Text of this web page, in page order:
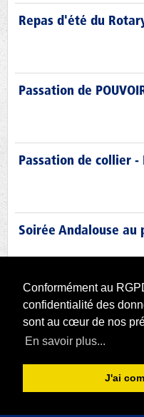
Conformément au
confidentialité des
sont au cœur de nos
En savoir plus...
J'ai
Repas d'été du
Passation de
Passation de collier -
Soirée Andalouse
© 2026 par Rotary
La plateforme RODI est